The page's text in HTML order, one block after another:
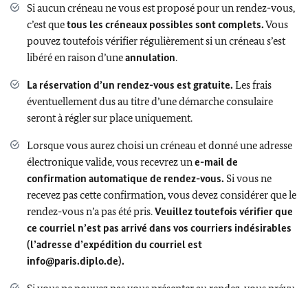
Si aucun créneau ne vous est proposé pour un rendez-vous,
c’est quetous les créneaux possibles sont complets.Vous
pouvez toutefois vérifier régulièrement si un créneau s’est
libéré en raison d’uneannulation.
La réservation d’un rendez-vous est gratuite. Les frais
éventuellement dus au titre d’une démarche consulaire
seront à régler sur place uniquement.
Lorsque vous aurez choisi un créneau et donné une adresse
électronique valide, vous recevrez un e-mail de
confirmation automatique de rendez-vous. Si vous ne
recevez pas cette confirmation, vous devez considérer que le
rendez-vous n’a pas été pris.Veuillez toutefois vérifier que
ce courriel n’est pas arrivé dans vos courriers indésirables
(l’adresse d’expédition du courriel est
info@paris.diplo.de).